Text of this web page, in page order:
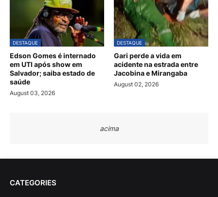
DESTAQUE
Edson Gomes é internado
em UTI após show em
Salvador; saiba estado de
saúde
August 03, 2026
DESTAQUE
Gari perde a vida em
acidente na estrada entre
Jacobina e Mirangaba
August 02, 2026
acima
CATEGORIES